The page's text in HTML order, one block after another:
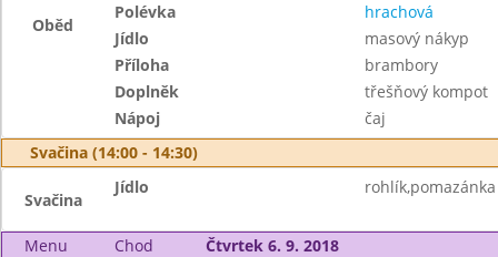
Oběd
Polévka
hrachová
Jídlo
masový nákyp
Příloha
brambory
Doplněk
třešňový kompot
Nápoj
čaj
Svačina (14:00 - 14:30)
Svačina
Jídlo
Menu Chod
Čtvrtek 6. 9. 2018